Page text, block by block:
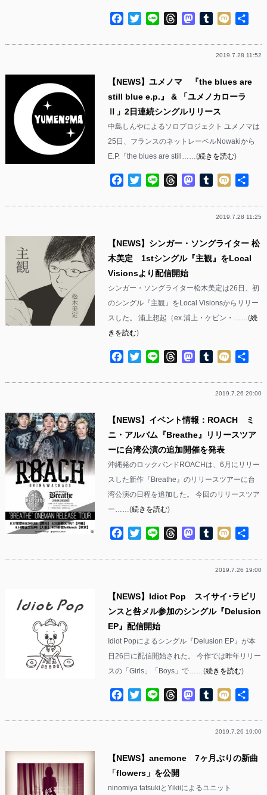
Facebook
TwitterLine ThreadsMastodon
Tumblr
Mixi
2019.7.28 11:52
【NEWS】ユメノマ 『the blues are
still blue e.p.』 & 「ユメノカローラ
Ⅱ」2日連続シングルリリース
中島しんやによるソロプロジェクト ユメノマは
25日、フランスのネットレーベルNowakiから
E.P.『the blues are still……(続きを読む)
Facebook
TwitterLine ThreadsMastodon
Tumblr
Mixi
2019.7.28 11:25
【NEWS】シンガー・ソングライター 松
木美定 1stシングル『主観』をLocal
Visionsより配信開始
シンガー・ソングライター松木美定は26日、初
のシングル『主観』をLocal Visionsからリリー
スした。 浦上想起（ex.浦上・ケビン・……(続
きを読む)
Facebook
TwitterLine ThreadsMastodon
Tumblr
Mixi
2019.7.26 20:00
【NEWS】イベント情報：ROACH ミ
ニ・アルバム『Breathe』リリースツア
ーに台湾公演の追加開催を発表
沖縄発のロックバンドROACHは、6月にリリー
スした新作『Breathe』のリリースツアーに台
湾公演の日程を追加した。 今回のリリースツア
ー……(続きを読む)
Facebook
TwitterLine ThreadsMastodon
Tumblr
Mixi
2019.7.26 19:00
【NEWS】Idiot Pop スイサイ･ラビリ
ンスと咎メル参加のシングル『Delusion
EP』配信開始
Idiot Popによるシングル『Delusion EP』が本
日26日に配信開始された。 今作では昨年リリー
スの「Girls」「Boys」で……(続きを読む)
Facebook
TwitterLine ThreadsMastodon
Tumblr
Mixi
2019.7.26 19:00
【NEWS】anemone 7ヶ月ぶりの新曲
「flowers」を公開
ninomiya tatsukiとYikiiによるユニット